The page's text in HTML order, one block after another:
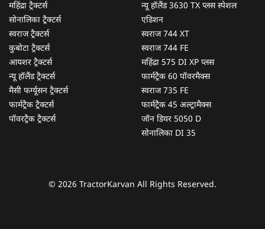
महिंद्रा ट्रैक्टर्स
सोनालिका ट्रैक्टर्स
स्वराज ट्रैक्टर्स
कुबोटा ट्रैक्टर्स
आयशर ट्रैक्टर्स
न्यू हॉलैंड ट्रैक्टर्स
मैसी फर्ग्यूसन ट्रैक्टर्स
फार्मट्रैक ट्रैक्टर्स
पॉवरट्रैक ट्रैक्टर्स
न्यू हॉलैंड 3630 TX प्लस स्पेशल
एडिशन
स्वराज 744 XT
स्वराज 744 FE
महिंद्रा 575 DI XP प्लस
फार्मट्रैक 60 पॉवरमैक्स
स्वराज 735 FE
फार्मट्रैक 45 अल्ट्रामैक्स
जॉन डियर 5050 D
सोनालिका DI 35
© 2026 TractorKarvan All Rights Reserved.